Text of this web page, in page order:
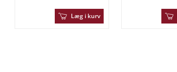
Læg i kurv